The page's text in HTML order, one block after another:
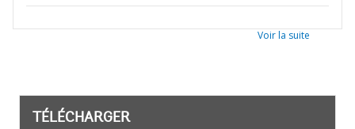
Voir la suite
TÉLÉCHARGER